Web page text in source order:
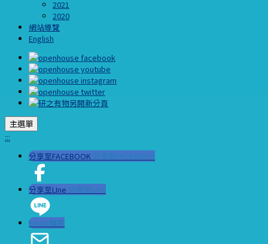
2021
2020
網站導覽
English
主選單
:::
分享至FACEBOOK 分享至FACEBOOK
分享至LIne 分享至LIne
Email 轉寄